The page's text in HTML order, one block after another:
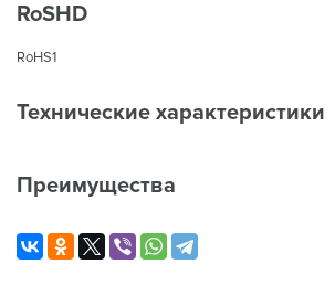
RoSHD
RoHS1
Технические характеристики
Преимущества